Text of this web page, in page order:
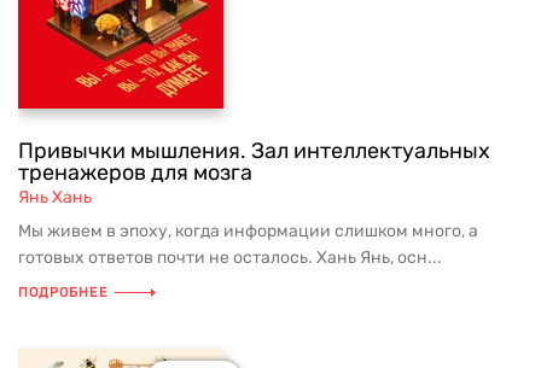
Привычки мышления. Зал интеллектуальных
тренажеров для мозга
Янь Хань
Мы живем в эпоху, когда информации слишком много, а
готовых ответов почти не осталось. Хань Янь, осн...
ПОДРОБНЕЕ